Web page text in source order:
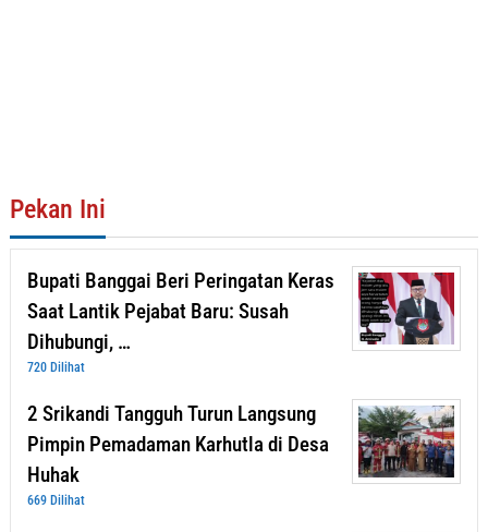
Pekan Ini
Bupati Banggai Beri Peringatan Keras
Saat Lantik Pejabat Baru: Susah
Dihubungi, …
720 Dilihat
2 Srikandi Tangguh Turun Langsung
Pimpin Pemadaman Karhutla di Desa
Huhak
669 Dilihat